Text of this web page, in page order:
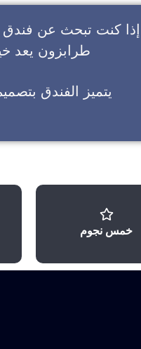
إذا كنت تبحث عن
طرابزون يعد
يتميز الفندق
خمس نجوم